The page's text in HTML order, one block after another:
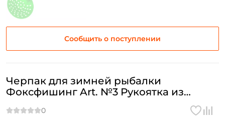
Сообщить о поступлении
Черпак для зимней рыбалки
Фоксфишинг Art. №3 Рукоятка из